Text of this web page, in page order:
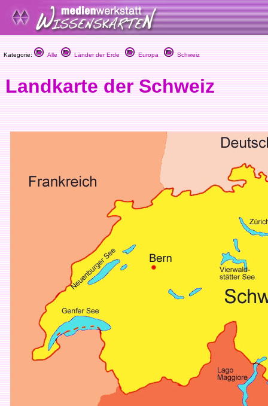
Kategorie: Alle Länder der Erde Europa Schweiz
Landkarte der Schweiz